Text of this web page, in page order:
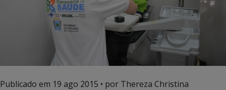
Publicado em 19 ago 2015 • por Thereza Christina